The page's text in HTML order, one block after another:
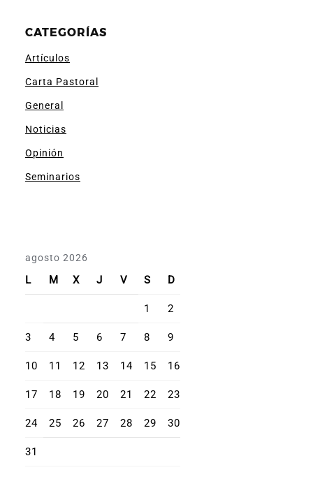
CATEGORÍAS
Artículos
Carta Pastoral
General
Noticias
Opinión
Seminarios
agosto 2026
L M X J V S D
1 2
3 4 5 6 7 8 9
10 11 12 13 14 15 16
17 18 19 20 21 22 23
24 25 26 27 28 29 30
31